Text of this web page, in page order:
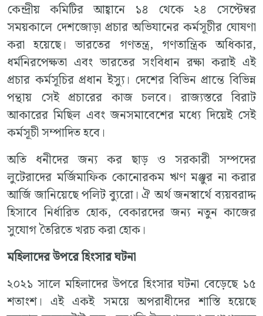
কেন্দ্রীয় কমিটির আহ্বানে ১৪ থেকে ২৪ সেপ্টেম্বর
সময়কালে দেশজোড়া প্রচার অভিযানের কর্মসূচীর ঘোষণা
করা হয়েছে। ভারতের গণতন্ত্র, গণতান্ত্রিক অধিকার,
ধর্মনিরপেক্ষতা এবং ভারতের সংবিধান রক্ষা করাই এই
প্রচার কর্মসূচির প্রধান ইস্যু। দেশের বিভিন প্রান্তে বিভিন্ন
পন্থায় সেই প্রচারের কাজ চলবে। রাজ্যস্তরে বিরাট
আকারের মিছিল এবং জনসমাবেশের মধ্যে দিয়েই সেই
কর্মসূচী সম্পাদিত হবে।
অতি ধনীদের জন্য কর ছাড় ও সরকারী সম্পদের
লুটেরাদের মর্জিমাফিক কোনোরকম ঋণ মঞ্জুর না করার
আর্জি জানিয়েছে পলিট ব্যুরো। ঐ অর্থ জনস্বার্থে ব্যয়বরাদ্দ
হিসাবে নির্ধারিত হোক, বেকারদের জন্য নতুন কাজের
সুযোগ তৈরিতে খরচ করা হোক।
মহিলাদের উপরে হিংসার ঘটনা
২০২১ সালে মহিলাদের উপরে হিংসার ঘটনা বেড়েছে ১৫
শতাংশ। এই একই সময়ে অপরাধীদের শাস্তি হয়েছে